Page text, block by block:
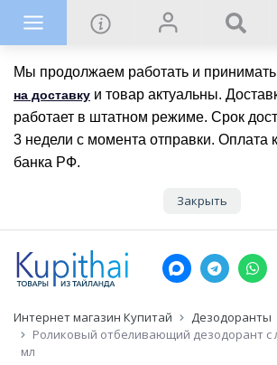
Мы продолжаем работать и принимать
на доставку и товар актуальны.
работает в штатном режиме. Срок
3 недели с момента отправки. Оплата
банка РФ.
Закрыть
Интернет магазин Купитай Дезодоранты
Роликовый отбеливающий дезодорант с
мл